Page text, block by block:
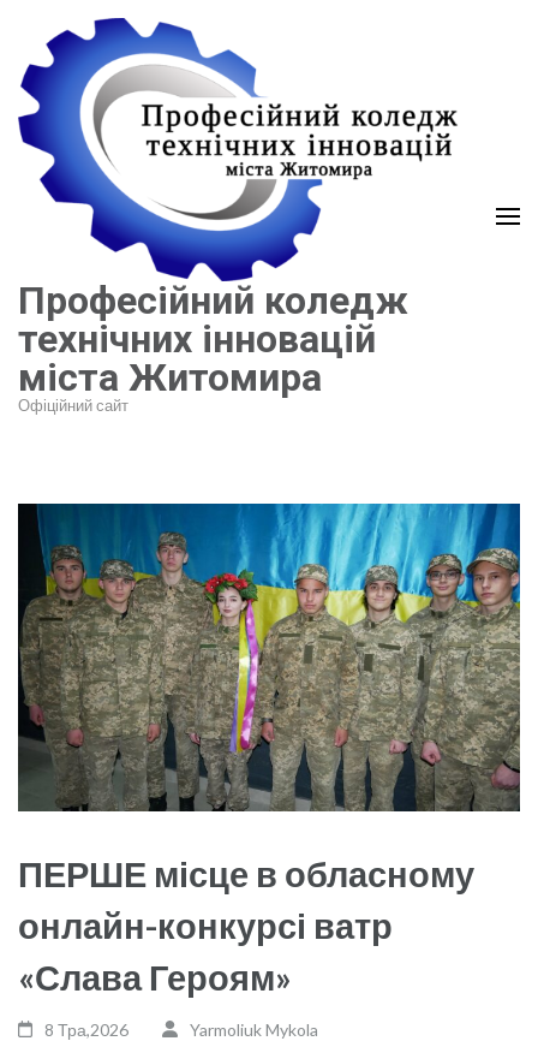
вмісту
(натисніть
Enter)
Професійний коледж
технічних інновацій
міста Житомира
Офіційний сайт
ПЕРШЕ місце в обласному
онлайн-конкурсі ватр
«Слава Героям»
8 Тра,2026 Yarmoliuk Mykola